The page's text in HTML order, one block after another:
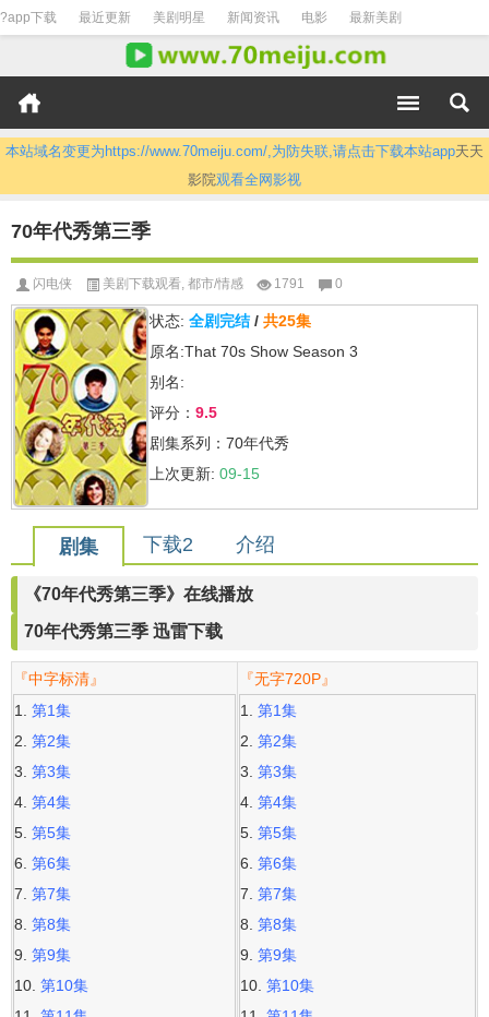
?app下载 最近更新 美剧明星 新闻资讯 电影 最新美剧
本站域名变更为https://www.70meiju.com/,为防失联,请点击下载本站app天天
影院观看全网影视
70年代秀第三季
闪电侠 美剧下载观看, 都市/情感 1791 0
状态: 全剧完结/ 共25集
原名:That 70s Show Season 3
别名:
评分： 9.5
剧集系列：70年代秀
上次更新: 09-15
剧集 下载2 介绍
《70年代秀第三季》在线播放
70年代秀第三季 迅雷下载
『中字标清』
第1集
第2集
第3集
第4集
第5集
第6集
第7集
第8集
第9集
第10集
『无字720P』
第1集
第2集
第3集
第4集
第5集
第6集
第7集
第8集
第9集
第10集